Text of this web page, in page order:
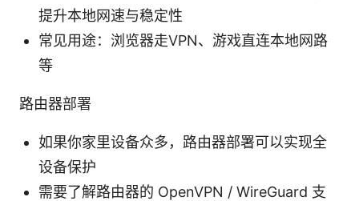
提升本地网速与稳定性
常见用途：浏览器走VPN、游戏直连本地网路
等
路由器部署
如果你家里设备众多，路由器部署可以实现全
设备保护
需要了解路由器的 OpenVPN / WireGuard 支